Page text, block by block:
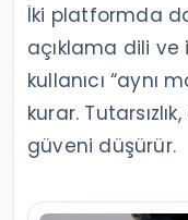
İki platformda
açıklama dili
kullanıcı “aynı
kurar.
güveni düşürür.